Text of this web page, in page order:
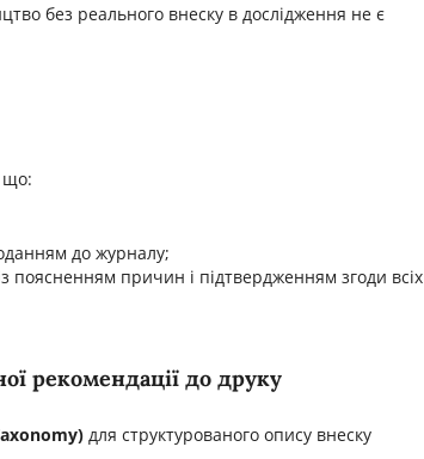
без реального внеску в дослідження не є
що:
до журналу;
поясненням причин і підтвердженням згоди всіх
рекомендації до друку
) для структурованого опису внеску